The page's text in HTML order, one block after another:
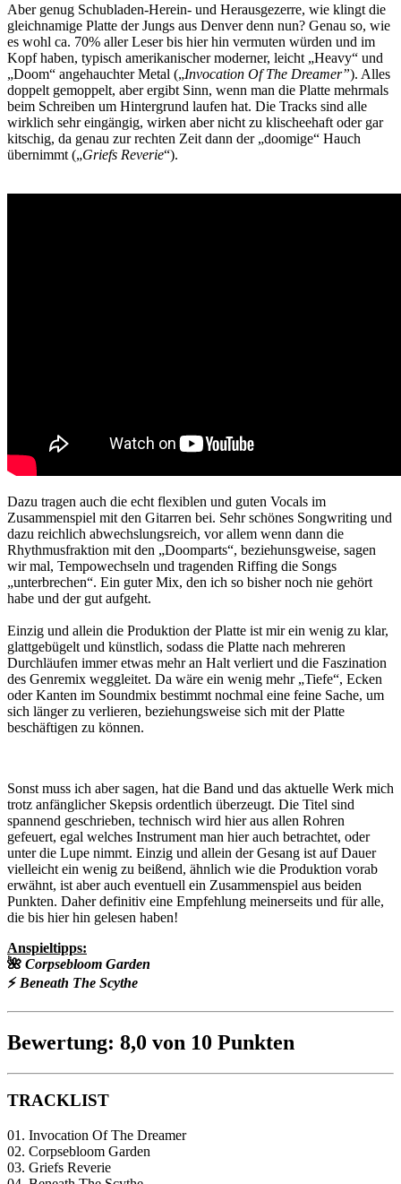
Aber genug Schubladen-Herein- und Herausgezerre, wie klingt die
gleichnamige Platte der Jungs aus Denver denn nun? Genau so, wie
es wohl ca. 70% aller Leser bis hier hin vermuten würden und im
Kopf haben, typisch amerikanischer moderner, leicht „Heavy“ und
„Doom“ angehauchter Metal („Invocation Of The Dreamer”). Alles
doppelt gemoppelt, aber ergibt Sinn, wenn man die Platte mehrmals
beim Schreiben um Hintergrund laufen hat. Die Tracks sind alle
wirklich sehr eingängig, wirken aber nicht zu klischeehaft oder gar
kitschig, da genau zur rechten Zeit dann der „doomige“ Hauch
übernimmt („Griefs Reverie“).
Dazu tragen auch die echt flexiblen und guten Vocals im
Zusammenspiel mit den Gitarren bei. Sehr schönes Songwriting und
dazu reichlich abwechslungsreich, vor allem wenn dann die
Rhythmusfraktion mit den „Doomparts“, beziehunsgweise, sagen
wir mal, Tempowechseln und tragenden Riffing die Songs
„unterbrechen“. Ein guter Mix, den ich so bisher noch nie gehört
habe und der gut aufgeht.
Einzig und allein die Produktion der Platte ist mir ein wenig zu klar,
glattgebügelt und künstlich, sodass die Platte nach mehreren
Durchläufen immer etwas mehr an Halt verliert und die Faszination
des Genremix weggleitet. Da wäre ein wenig mehr „Tiefe“, Ecken
oder Kanten im Soundmix bestimmt nochmal eine feine Sache, um
sich länger zu verlieren, beziehungsweise sich mit der Platte
beschäftigen zu können.
Sonst muss ich aber sagen, hat die Band und das aktuelle Werk mich
trotz anfänglicher Skepsis ordentlich überzeugt. Die Titel sind
spannend geschrieben, technisch wird hier aus allen Rohren
gefeuert, egal welches Instrument man hier auch betrachtet, oder
unter die Lupe nimmt. Einzig und allein der Gesang ist auf Dauer
vielleicht ein wenig zu beißend, ähnlich wie die Produktion vorab
erwähnt, ist aber auch eventuell ein Zusammenspiel aus beiden
Punkten. Daher definitiv eine Empfehlung meinerseits und für alle,
die bis hier hin gelesen haben!
Anspieltipps:
🌺 Corpsebloom Garden
⚡Beneath The Scythe
Bewertung: 8,0 von 10 Punkten
TRACKLIST
01. Invocation Of The Dreamer
02. Corpsebloom Garden
03. Griefs Reverie